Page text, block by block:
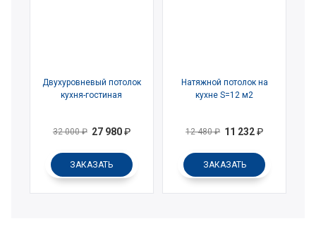
Двухуровневый потолок
кухня-гостиная
32 000₽ 27 980₽
ЗАКАЗАТЬ
Натяжной потолок на
кухне S=12 м2
12 480₽ 11 232₽
ЗАКАЗАТЬ